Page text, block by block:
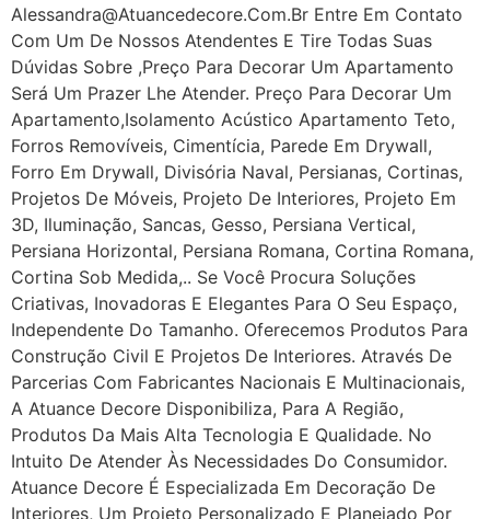
Alessandra@atuancedecore.com.br Entre Em Contato
Com Um De Nossos Atendentes E Tire Todas Suas
Dúvidas Sobre ,Preço Para Decorar Um Apartamento
Será Um Prazer Lhe Atender. Preço Para Decorar Um
Apartamento,Isolamento Acústico Apartamento Teto,
Forros Removíveis, Cimentícia, Parede Em Drywall,
Forro Em Drywall, Divisória Naval, Persianas, Cortinas,
Projetos De Móveis, Projeto De Interiores, Projeto Em
3D, Iluminação, Sancas, Gesso, Persiana Vertical,
Persiana Horizontal, Persiana Romana, Cortina Romana,
Cortina Sob Medida,.. Se Você Procura Soluções
Criativas, Inovadoras E Elegantes Para O Seu Espaço,
Independente Do Tamanho. Oferecemos Produtos Para
Construção Civil E Projetos De Interiores. Através De
Parcerias Com Fabricantes Nacionais E Multinacionais,
A Atuance Decore Disponibiliza, Para A Região,
Produtos Da Mais Alta Tecnologia E Qualidade. No
Intuito De Atender Às Necessidades Do Consumidor.
Atuance Decore É Especializada Em Decoração De
Interiores, Um Projeto Personalizado E Planejado Por